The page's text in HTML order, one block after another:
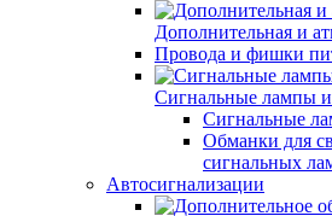
Дополнительная и
Провода и фишки
Cигнальные лампы
Сигнальные
Обманки для
сигнальных
Автосигнализации